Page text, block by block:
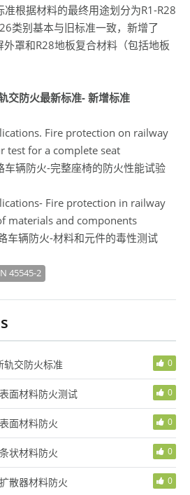
根据材料的最终用途划分为R1-R28
类别基本与旧标准一致，新增了
罩和R28地板复合材料（包括地板
交防火最新标准- 新增标准
Fire protection on railway
test for a complete seat
辆防火-完整座椅的防火性能试验
Fire protection in railway
materials and components
车辆防火-材料和元件的毒性测试
45545-2
轨交防火标准 0
面材料防火测试 0
面材料防火 0
状材料防火 0
散器材料防火 0